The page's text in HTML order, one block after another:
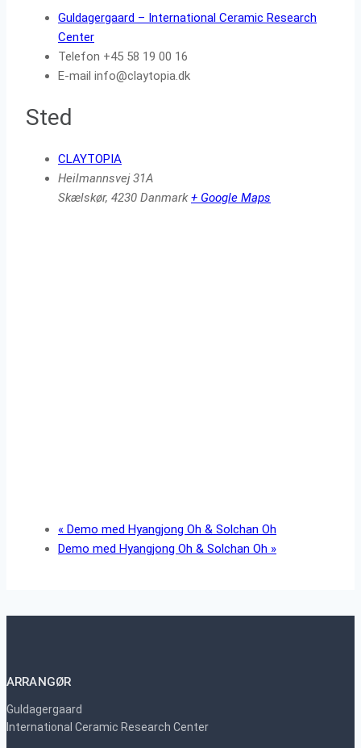
Guldagergaard – International Ceramic Research
Center
Telefon +45 58 19 00 16
E-mail info@claytopia.dk
Sted
CLAYTOPIA
Heilmannsvej 31A
Skælskør, 4230 Danmark + Google Maps
« Demo med Hyangjong Oh & Solchan Oh
Demo med Hyangjong Oh & Solchan Oh »
ARRANGØR
Guldagergaard
International Ceramic Research Center